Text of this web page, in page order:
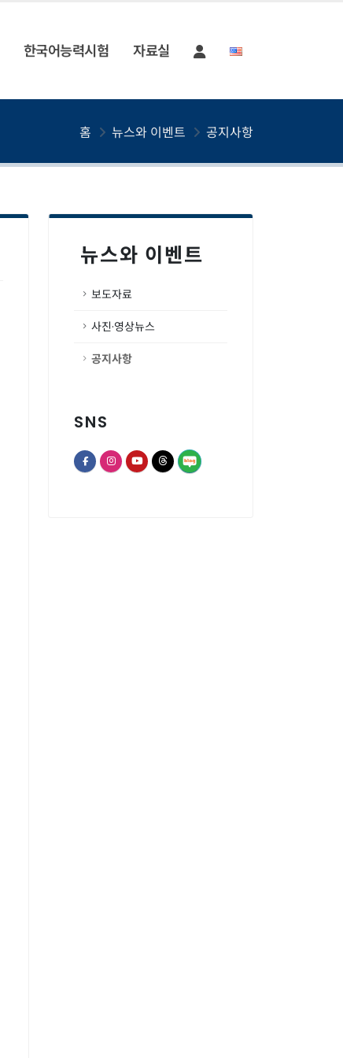
한국어능력시험 자료실
홈 뉴스와 이벤트 공지사항
뉴스와 이벤트
보도자료
사진·영상뉴스
공지사항
SNS
opens a new window of Facebook page
opens a new window of Instagram
opens a new window of Youtube
opens a new window of Threads
opens a new window of